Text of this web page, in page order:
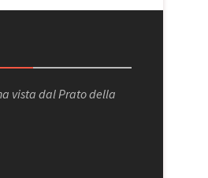
vista dal Prato della